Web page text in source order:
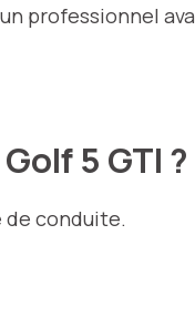
professionnel
5 GTI ?
de conduite.